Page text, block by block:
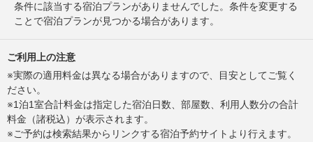
条件に該当する宿泊プランがありませんでした。条件を変更する
ことで宿泊プランが見つかる場合があります。
ご利用上の注意
※実際の適用料金は異なる場合がありますので、目安としてご覧く
ださい。
※1泊1室合計料金は指定した宿泊日数、部屋数、利用人数分の合計
料金（諸税込）が表示されます。
※ご予約は検索結果からリンクする宿泊予約サイトより行えます。